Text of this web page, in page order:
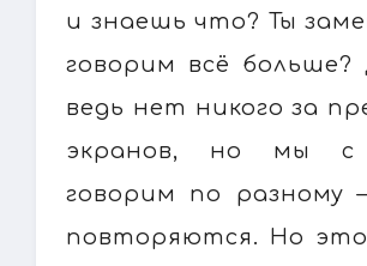
и знаешь что? Ты
говорим всё больше?
ведь нет никого за
экранов, но мы с
говорим по разному
повторяются. Но